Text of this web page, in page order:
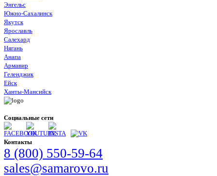
Энгельс
Южно-Сахалинск
Якутск
Ярославль
Салехард
Нягань
Анапа
Армавир
Геленджик
Ейск
Ханты-Мансийск
Социальные сети
Контакты
8 (800) 550-59-64
sales@samarovo.ru